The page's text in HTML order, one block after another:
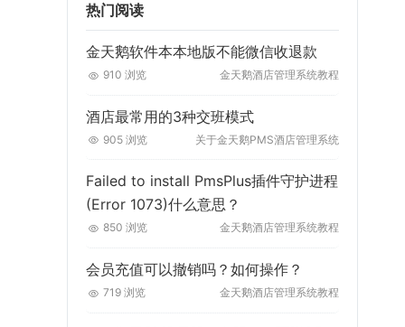
热门阅读
金天鹅软件本本地版不能微信收退款
910 浏览 金天鹅酒店管理系统教程
酒店最常用的3种交班模式
905 浏览 关于金天鹅PMS酒店管理系统
Failed to install PmsPlus插件守护进程
(Error 1073)什么意思？
850 浏览 金天鹅酒店管理系统教程
会员充值可以撤销吗？如何操作？
719 浏览 金天鹅酒店管理系统教程